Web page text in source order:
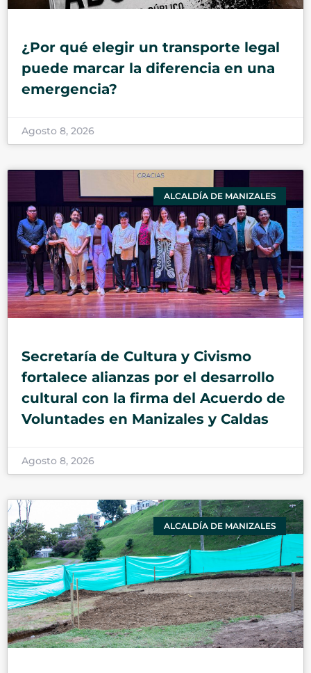
¿Por qué elegir un transporte legal
puede marcar la diferencia en una
emergencia?
Agosto 8, 2026
ALCALDÍA DE MANIZALES
Secretaría de Cultura y Civismo
fortalece alianzas por el desarrollo
cultural con la firma del Acuerdo de
Voluntades en Manizales y Caldas
Agosto 8, 2026
ALCALDÍA DE MANIZALES